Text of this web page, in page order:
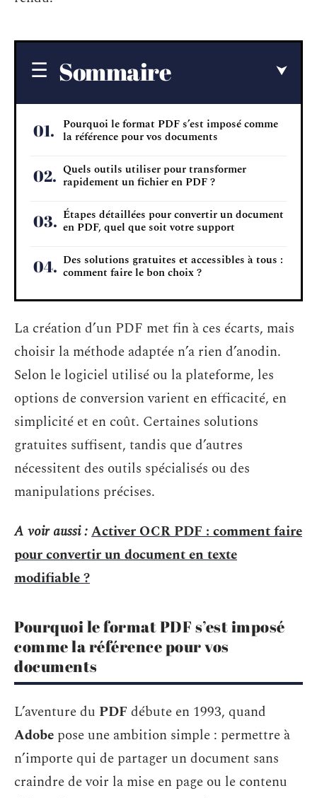
Sommaire
Pourquoi le format PDF s’est imposé comme
la référence pour vos documents
Quels outils utiliser pour transformer
rapidement un fichier en PDF ?
Étapes détaillées pour convertir un document
en PDF, quel que soit votre support
Des solutions gratuites et accessibles à tous :
comment faire le bon choix ?
La création d’un PDF met fin à ces écarts, mais
choisir la méthode adaptée n’a rien d’anodin.
Selon le logiciel utilisé ou la plateforme, les
options de conversion varient en efficacité, en
simplicité et en coût. Certaines solutions
gratuites suffisent, tandis que d’autres
nécessitent des outils spécialisés ou des
manipulations précises.
A voir aussi :Activer OCR PDF : comment faire
pour convertir un document en texte
modifiable ?
Pourquoi le format PDF s’est imposé
comme la référence pour vos
documents
L’aventure du PDF débute en 1993, quand
Adobe pose une ambition simple : permettre à
n’importe qui de partager un document sans
craindre de voir la mise en page ou le contenu